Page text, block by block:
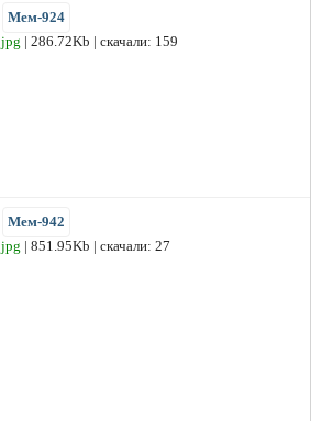
Мем-924
jpg | 286.72Kb | скачали: 159
Мем-942
jpg | 851.95Kb | скачали: 27